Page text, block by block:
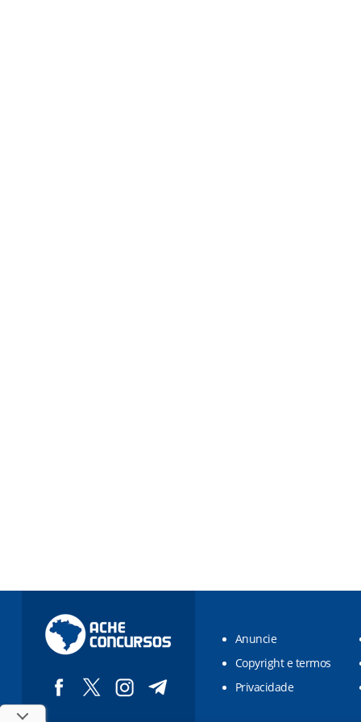
Anuncie
Copyright e termos
Privacidade